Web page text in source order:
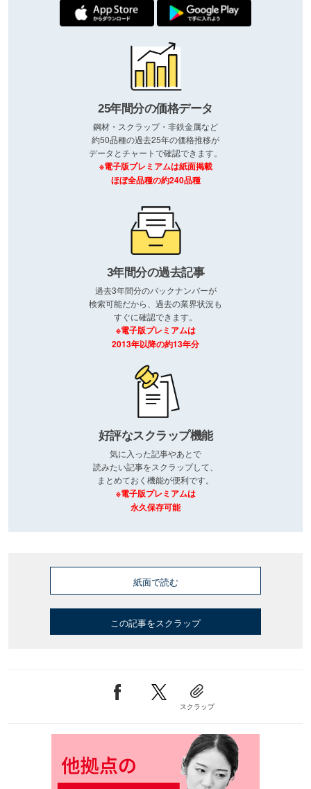
25年間分の価格データ
鋼材・スクラップ・非鉄金属など
約50品種の過去25年の価格推移が
データとチャートで確認できます。
※電子版プレミアムは紙面掲載
ほぼ全品種の約240品種
3年間分の過去記事
過去3年間分のバックナンバーが
検索可能だから、過去の業界状況も
すぐに確認できます。
※電子版プレミアムは
2013年以降の約13年分
好評なスクラップ機能
気に入った記事やあとで
読みたい記事をスクラップして、
まとめておく機能が便利です。
※電子版プレミアムは
永久保存可能
紙面で読む
この記事をスクラップ
スクラップ